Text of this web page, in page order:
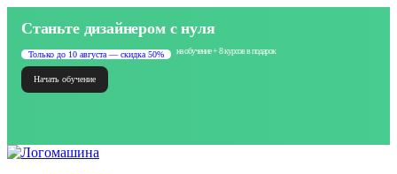
Станьте дизайнером с нуля
Только до 10 августа — скидка 50% на обучение + 8 курсов в подарок
Начать обучение